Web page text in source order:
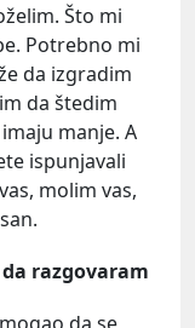
Što mi
Potrebno mi
da izgradim
da štedim
manje. A
ispunjavali
molim vas,
razgovaram